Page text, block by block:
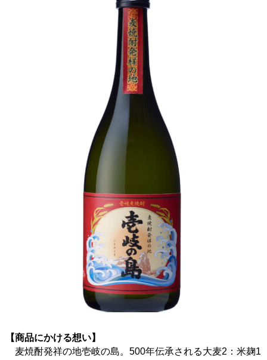
【商品にかける想い】
麦焼酎発祥の地壱岐の島。500年伝承される大麦2：米麹1